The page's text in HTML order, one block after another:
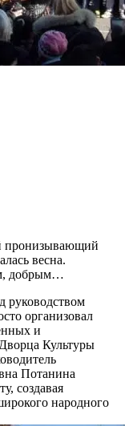
пронизывающий
весна.
добрым…
руководством
организовал
и
Культуры
Потанина
создавая
народного